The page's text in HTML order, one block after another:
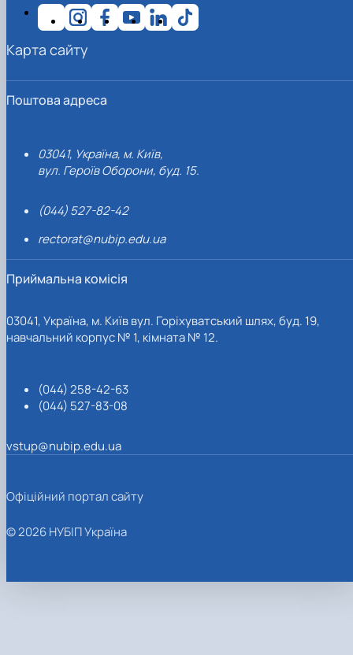
Поштова адреса
03041, Україна, м. Київ,
вул. Героїв Оборони, буд. 15.
(044) 527-82-42
rectorat@nubip.edu.ua
Приймальна комісія
03041, Україна, м. Київ вул. Горіхуватський шлях, буд. 19,
навчальний корпус № 1, кімната № 12.
(044) 258-42-63
(044) 527-83-08
vstup@nubip.edu.ua
Карта сайту
Офіційний портал сайту
© 2026 НУБІП Україна